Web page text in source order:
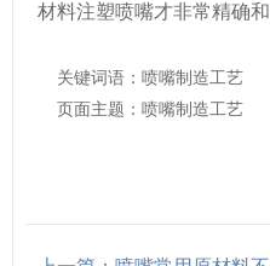
材料注塑喷嘴才非常精确和
关键词语：喷嘴制造工艺
页面主题：喷嘴制造工艺